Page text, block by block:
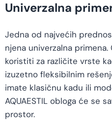
Univerzalna
Jedna od najvećih
njena univerzalna primena.
koristiti za različite vrste
izuzetno fleksibilnim
imate klasičnu kadu ili
AQUAESTIL obloga će se
prostor.